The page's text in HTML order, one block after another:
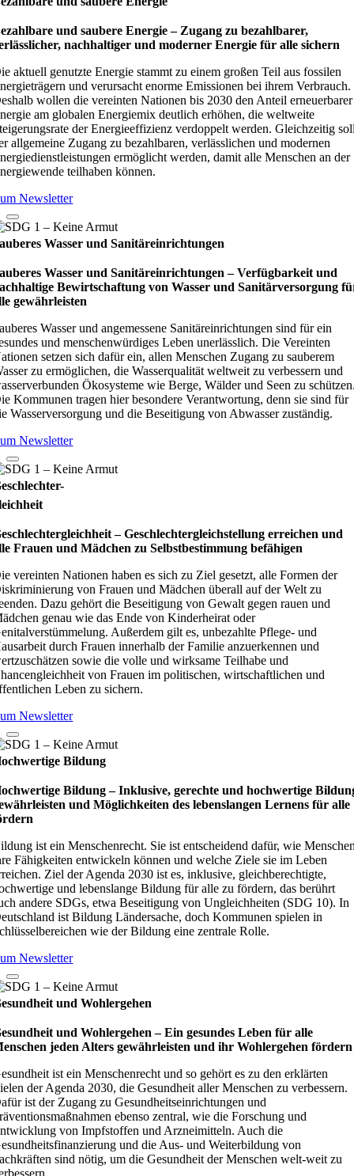
und saubere Energie – Zugang zu bezahlbarer,
nachhaltiger und moderner Energie für alle sichern
aktuell genutzte Energie stammt zu einem großen Teil aus fossilen
und verursacht enorme Emissionen bei ihrem Verbrauch.
wollen die vereinten Nationen bis 2030 den Anteil erneuerbarer
am globalen Energiemix deutlich erhöhen, die weltweite
der Energieeffizienz verdoppelt werden. Gleichzeitig
allgemeine Zugang zu bezahlbaren, verlässlichen und modernen
ermöglicht werden, damit alle Menschen an der
teilhaben können.
Newsletter
Wasser und Sanitäreinrichtungen
Wasser und Sanitäreinrichtungen – Verfügbarkeit und
Bewirtschaftung von Wasser und Sanitärversorgung
gewährleisten
Wasser und angemessene Sanitäreinrichtungen sind für ein
und menschenwürdiges Leben unerlässlich. Die Vereinten
setzen sich dafür ein, allen Menschen Zugang zu sauberem
zu ermöglichen, die Wasserqualität weltweit zu verbessern und
Ökosysteme wie Berge, Wälder und Seen zu
Kommunen tragen hier besondere Verantwortung, denn sie sind für
Wasserversorgung und die Beseitigung von Abwasser zuständig.
Newsletter
– Geschlechtergleichstellung erreichen und
Frauen und Mädchen zu Selbstbestimmung befähigen
vereinten Nationen haben es sich zu Ziel gesetzt, alle Formen der
von Frauen und Mädchen überall auf der Welt zu
Dazu gehört die Beseitigung von Gewalt gegen rauen und
genau wie das Ende von Kinderheirat oder
Außerdem gilt es, unbezahlte Pflege- und
durch Frauen innerhalb der Familie anzuerkennen und
sowie die volle und wirksame Teilhabe und
von Frauen im politischen, wirtschaftlichen und
Leben zu sichern.
Newsletter
Bildung
Bildung – Inklusive, gerechte und hochwertige
und Möglichkeiten des lebenslangen Lernens für alle
ist ein Menschenrecht. Sie ist entscheidend dafür, wie
Fähigkeiten entwickeln können und welche Ziele sie im Leben
Ziel der Agenda 2030 ist es, inklusive, gleichberechtigte,
und lebenslange Bildung für alle zu fördern, das berührt
andere SDGs, etwa Beseitigung von Ungleichheiten (SDG 10). In
ist Bildung Ländersache, doch Kommunen spielen in
wie der Bildung eine zentrale Rolle.
Newsletter
und Wohlergehen
und Wohlergehen – Ein gesundes Leben für alle
jeden Alters gewährleisten und ihr Wohlergehen fördern
ist ein Menschenrecht und so gehört es zu den erklärten
der Agenda 2030, die Gesundheit aller Menschen zu verbessern.
ist der Zugang zu Gesundheitseinrichtungen und
ebenso zentral, wie die Forschung und
von Impfstoffen und Arzneimitteln. Auch die
und die Aus- und Weiterbildung von
sind nötig, um die Gesundheit der Menschen welt-weit zu